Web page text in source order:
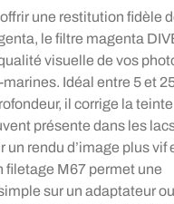
une restitution fidèle
le filtre magenta
visuelle de vos
Idéal entre 5 et
il corrige la teinte
présente dans les
un rendu d’image plus vif
filetage M67 permet une
sur un adaptateur